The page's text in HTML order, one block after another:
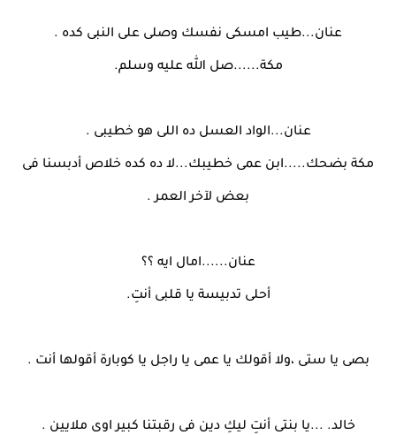
عنان...طيب امسكى نفسك وصلى على النبى كده .
مكة......صل الله عليه وسلم.
عنان...الواد العسل ده اللى هو خطيبى .
مكة بضحك.....ابن عمى خطيبك...لا ده كده خلاص أدبسنا فى
بعض لآخر العمر .
عنان......امال ايه ؟؟
أحلى تدبيسة يا قلبى أنتِ.
بصى يا ستى ،ولا أقولك يا عمى يا راجل يا كوبارة أقولها أنت .
خالد. ...يا بنتى أنتِ ليكِ دين فى رقبتنا كبير اوى ملايين .